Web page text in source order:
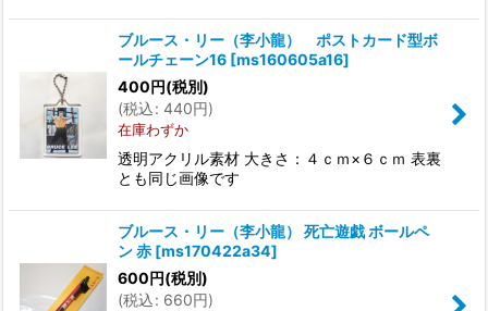
ブルース・リー（李小龍） ポストカード型ボ
ールチェーン16 [ms160605a16]
400円(税別)
(税込: 440円)
在庫わずか
透明アクリル素材 大きさ：４ｃｍ×６ｃｍ 表裏
とも同じ画像です
ブルース・リー（李小龍） 死亡遊戯 ボールペ
ン 赤 [ms170422a34]
600円(税別)
(税込: 660円)